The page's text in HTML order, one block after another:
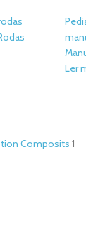
Composits 1
Ler